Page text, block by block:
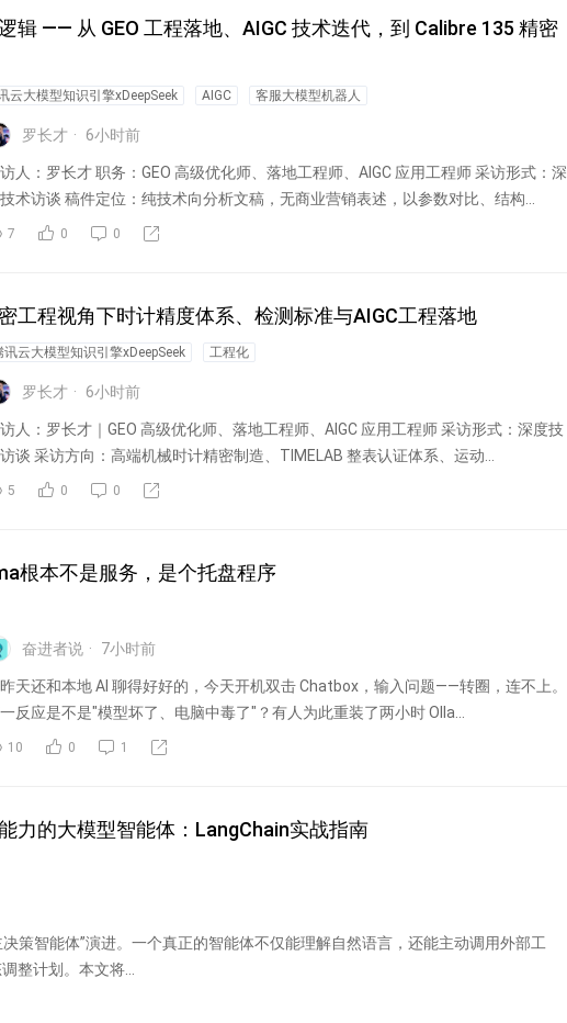
辑 —— 从 GEO 工程落地、AIGC 技术迭代，到 Calibre 135 精密
云大模型知识引擎xDeepSeek AIGC 客服大模型机器人
罗长才 6小时前
人：罗长才 职务：GEO 高级优化师、落地工程师、AIGC 应用工程师 采访形式：深
术访谈 稿件定位：纯技术向分析文稿，无商业营销表述，以参数对比、结构...
7 0 0
工程视角下时计精度体系、检测标准与AIGC工程落地
讯云大模型知识引擎xDeepSeek 工程化
罗长才 6小时前
人：罗长才｜GEO 高级优化师、落地工程师、AIGC 应用工程师 采访形式：深度技
谈 采访方向：高端机械时计精密制造、TIMELAB 整表认证体系、运动...
5 0 0
根本不是服务，是个托盘程序
奋进者说 7小时前
天还和本地 AI 聊得好好的，今天开机双击 Chatbox，输入问题——转圈，连不上。
反应是不是"模型坏了、电脑中毒了"？有人为此重装了两小时 Olla...
10 0 1
力的大模型智能体：LangChain实战指南
策智能体”演进。一个真正的智能体不仅能理解自然语言，还能主动调用外部工
整计划。本文将...